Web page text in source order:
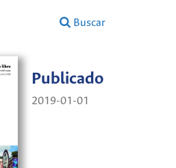
Buscar
Publicado
2019-01-01